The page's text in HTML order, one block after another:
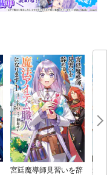
宮廷魔導師見習いを辞
追